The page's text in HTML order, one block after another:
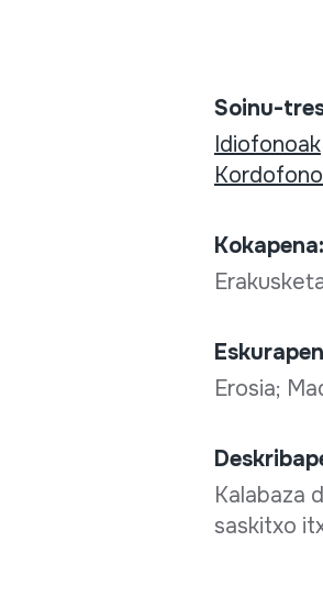
Soinu-
Idiofonoak
Kokapena:
Erosia;
Kalabaza
saskitxo